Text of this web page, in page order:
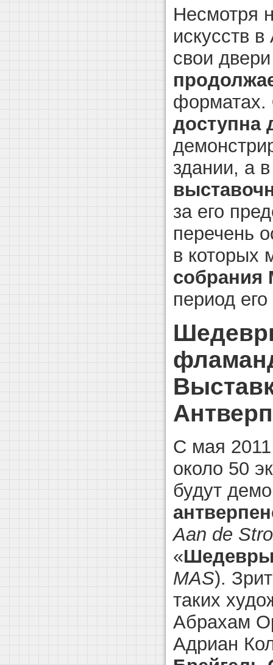
Несмотря
искусств
свои
форматах.
доступна
здании, а
за его
перечень
в которых
собрания
период
С мая 2011
около 50
будут
Aan de
«
MAS).
таких
Абрахам
Адриан